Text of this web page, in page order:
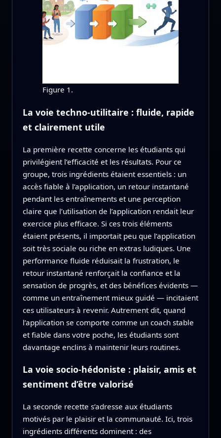
Figure 1.
La voie techno-utilitaire : fluide, rapide
et clairement utile
La première recette concerne les étudiants qui
privilégient l’efficacité et les résultats. Pour ce
groupe, trois ingrédients étaient essentiels : un
accès fiable à l’application, un retour instantané
pendant les entraînements et une perception
claire que l’utilisation de l’application rendait leur
exercice plus efficace. Si ces trois éléments
étaient présents, il importait peu que l’application
soit très sociale ou riche en extras ludiques. Une
performance fluide réduisait la frustration, le
retour instantané renforçait la confiance et la
sensation de progrès, et des bénéfices évidents —
comme un entraînement mieux guidé — incitaient
ces utilisateurs à revenir. Autrement dit, quand
l’application se comporte comme un coach stable
et fiable dans votre poche, les étudiants sont
davantage enclins à maintenir leurs routines.
La voie socio-hédoniste : plaisir, amis et
sentiment d’être valorisé
La seconde recette s’adresse aux étudiants
motivés par le plaisir et la communauté. Ici, trois
ingrédients différents dominent : des